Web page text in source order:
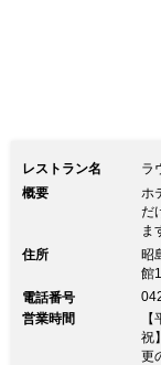
レストラン名
ラ
概要
ホ
だ
ま
住所
昭
館
電話番号
営業時間
祝
更